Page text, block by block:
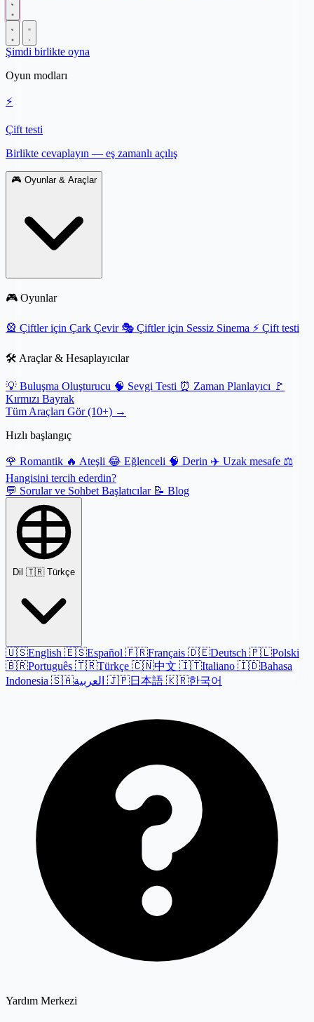
Şimdi birlikte oyna
Oyun modları
⚡
Çift testi
Birlikte cevaplayın — eş zamanlı açılış
🎮 Oyunlar & Araçlar
🎮 Oyunlar
🎡 Çiftler için Çark Çevir 🎭 Çiftler için Sessiz Sinema ⚡ Çift testi
🛠️ Araçlar & Hesaplayıcılar
💡 Buluşma Oluşturucu 🧠 Sevgi Testi ⏰ Zaman Planlayıcı
🚩
Kırmızı Bayrak
Tüm Araçları Gör (10+) →
Hızlı başlangıç
🌹 Romantik 🔥 Ateşli 😂 Eğlenceli 🧠 Derin ✈️ Uzak mesafe ⚖️
Hangisini tercih ederdin?
💬 Sorular ve Sohbet Başlatıcılar 📝 Blog
Dil 🇹🇷 Türkçe
🇺🇸English 🇪🇸Español 🇫🇷Français 🇩🇪Deutsch 🇵🇱Polski
🇧🇷Português 🇹🇷Türkçe 🇨🇳中文 🇮🇹Italiano 🇮🇩Bahasa
Indonesia 🇸🇦 🇯🇵日本語 🇰🇷한국어
Yardım Merkezi